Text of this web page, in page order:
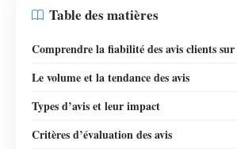
Table des matières
Comprendre la fiabilité des avis clients
Le volume et la tendance des avis
Types d’avis et leur impact
Critères d’évaluation des avis